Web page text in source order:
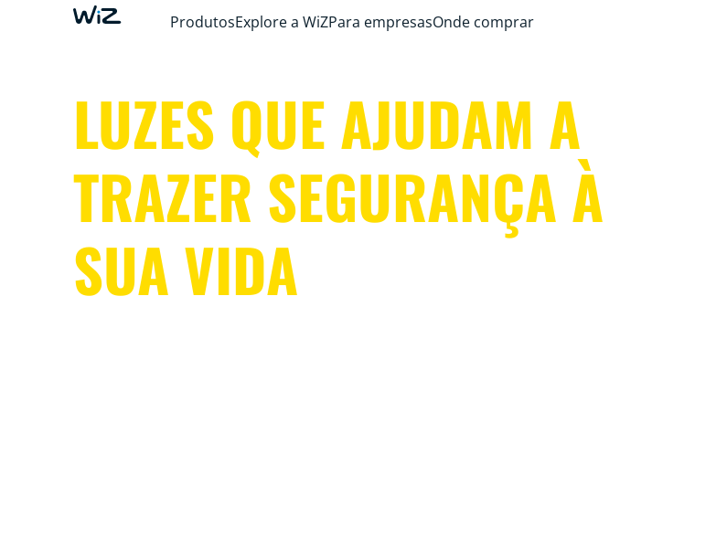
ProdutosExplore a WiZPara empresasOnde comprar
LUZES QUE AJUDAM A
TRAZER SEGURANÇA À
SUA VIDA